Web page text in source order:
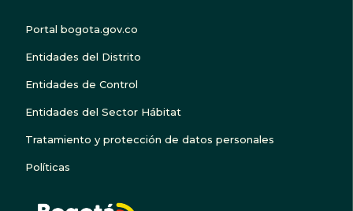
Portal bogota.gov.co
Entidades del Distrito
Entidades de Control
Entidades del Sector Hábitat
Tratamiento y protección de datos personales
Políticas